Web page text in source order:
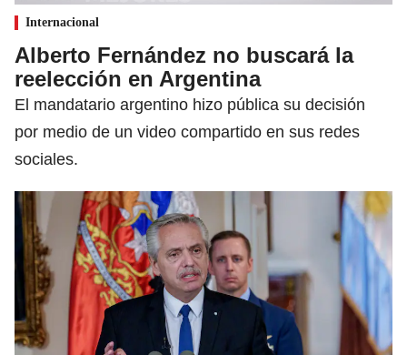
Internacional
Alberto Fernández no buscará la
reelección en Argentina
El mandatario argentino hizo pública su decisión
por medio de un video compartido en sus redes
sociales.